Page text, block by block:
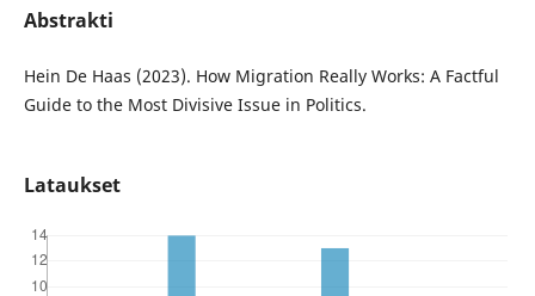
Abstrakti
Hein De Haas (2023). How Migration Really Works: A Factful
Guide to the Most Divisive Issue in Politics.
Lataukset